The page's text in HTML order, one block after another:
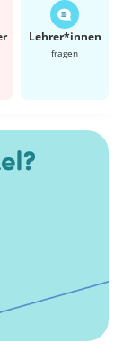
Lehrer*​innen
fragen